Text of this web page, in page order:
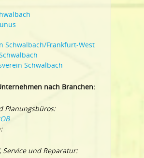
Schwalbach/Frankfurt-West
Schwalbach
nach Branchen:
Planungsbüros:
Service und Reparatur: